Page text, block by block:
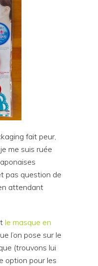
fait peur,
me suis ruée
pas question de
attendant
le masque en
l’on pose sur le
(trouvons lui
option pour les